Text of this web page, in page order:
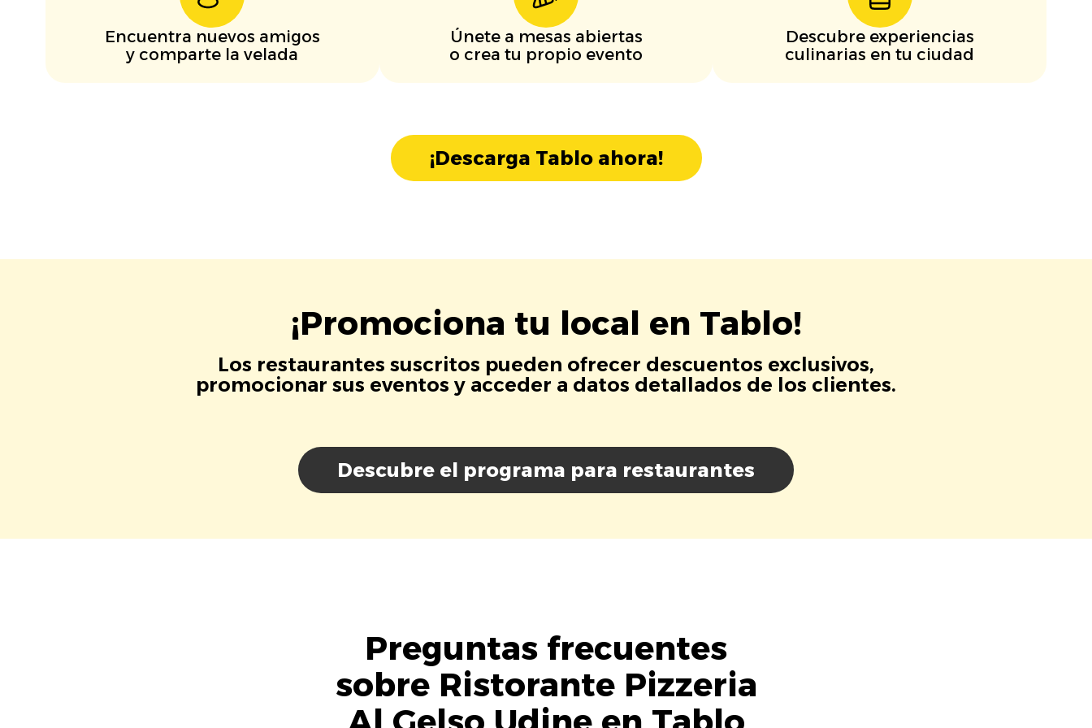
Encuentra nuevos amigos
y comparte la velada
Únete a mesas abiertas
o crea tu propio evento
Descubre experiencias
culinarias en tu ciudad
¡Descarga Tablo ahora!
¡Promociona tu local en Tablo!
Los restaurantes suscritos pueden ofrecer descuentos exclusivos,
promocionar sus eventos y acceder a datos detallados de los clientes.
Descubre el programa para restaurantes
Preguntas frecuentes
sobre Ristorante Pizzeria